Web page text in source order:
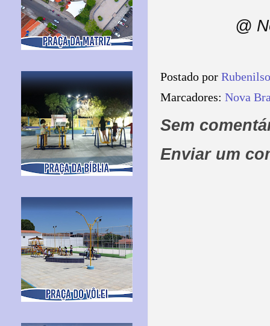
@
Postado por
Marcadores: Nova
Sem
Enviar um